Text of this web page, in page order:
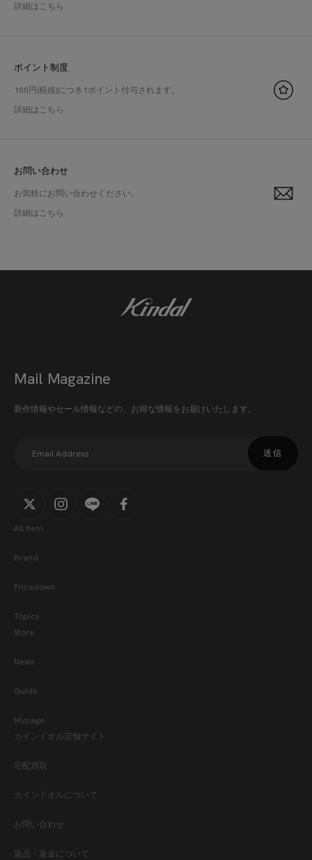
詳細はこちら
ポイント制度
100円(税抜)につき1ポイント付与されます。
詳細はこちら
お問い合わせ
お気軽にお問い合わせください。
詳細はこちら
All Item
Brand
Pricedown
Topics
Store
News
Guide
Mypage
カインドオル店舗サイト
宅配買取
カインドオルについて
お問い合わせ
返品・返金について
Mail Magazine
新作情報やセール情報などの、お得な情報をお届けいたします。
送信